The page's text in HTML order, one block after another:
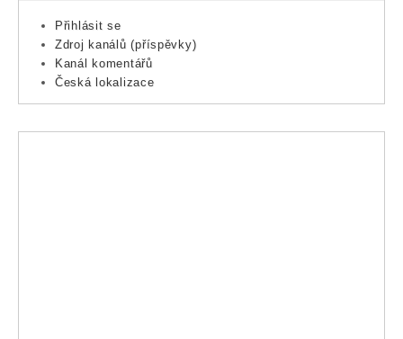
Přihlásit se
Zdroj kanálů (příspěvky)
Kanál komentářů
Česká lokalizace